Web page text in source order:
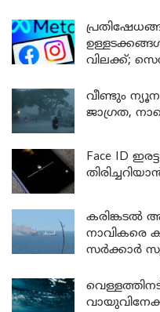
വിലക്ക്;
വീണ്ടും
ജാഗ്രത,
Face ID
കരിങ്കടൽ
നാവികരെ
സർക്കാർ